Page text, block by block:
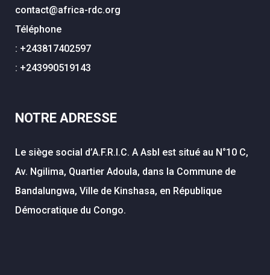
contact@africa-rdc.org
Téléphone
: +243817402597
: +243990519143
NOTRE ADRESSE
Le siège social d’A.F.R.I.C. A Asbl est situé au N°10 C,
Av. Ngilima, Quartier Adoula, dans la Commune de
Bandalungwa, Ville de Kinshasa, en République
Démocratique du Congo.